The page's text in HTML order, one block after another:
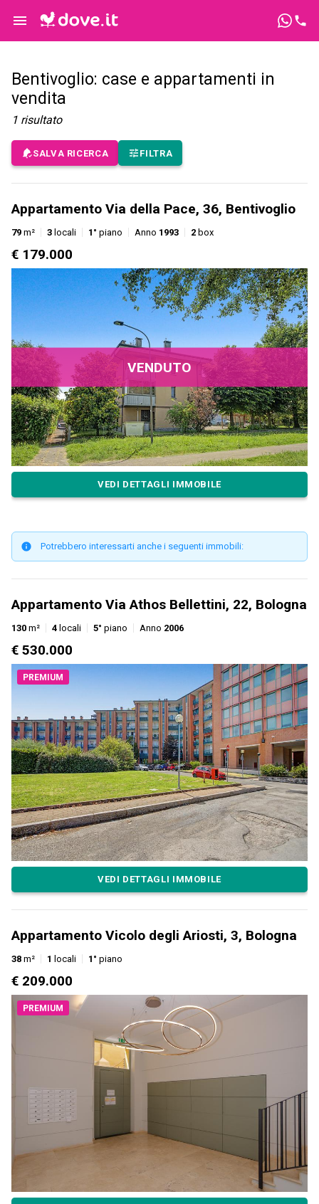
Bentivoglio: case e appartamenti in
vendita
1 risultato
SALVA RICERCA FILTRA
Appartamento Via della Pace, 36, Bentivoglio
79 m² 3 locali 1° piano Anno 1993 2 box
€ 179.000
VENDUTO
VEDI DETTAGLI IMMOBILE
Potrebbero interessarti anche i seguenti immobili:
Appartamento Via Athos Bellettini, 22, Bologna
130 m² 4 locali 5° piano Anno 2006
€ 530.000
PREMIUM
VEDI DETTAGLI IMMOBILE
Appartamento Vicolo degli Ariosti, 3, Bologna
38 m² 1 locali 1° piano
€ 209.000
PREMIUM